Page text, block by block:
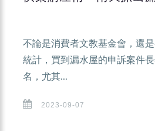
不論是消費者文教基金會，還
統計，買到漏水屋的申訴案件
名，尤其...
2023-09-07